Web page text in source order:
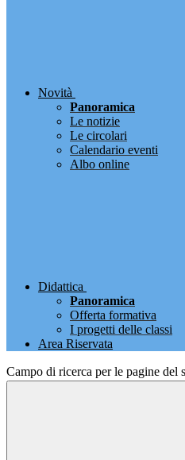
Novità
Panoramica
Le notizie
Le circolari
Calendario eventi
Albo online
Didattica
Panoramica
Offerta formativa
I progetti delle classi
Area Riservata
Campo di ricerca per le pagine del